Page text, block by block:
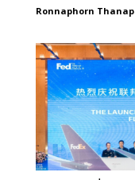
Ronnaphorn